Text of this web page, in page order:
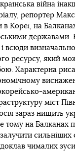
війна
репортер
в Кореї, на
державами.
всюди
ресурсу, який
Характерна
міст
зараз нищить
тому на Балканах
сильніших
доклав чималих